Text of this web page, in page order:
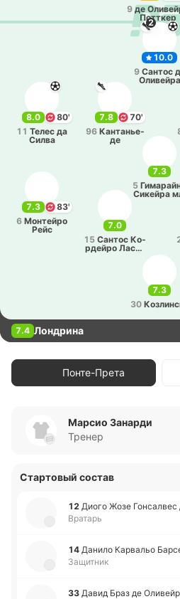
9 де
По­тткер
7.3
30
7.3
83'
6 Мо­нтей­ро
Рейс
7.0
15 Сантос Ко­
рдей­ро Ла­се­
рда
7.3
5
Си­кей­ра
8.0
80'
11 Телес да
Силва
7.8
70'
96 Ка­нта­нье­
де
10.0
2
9 Сантос
Оли­вей­ра
7.4 Лондрина
Понте-Прета
Марсио Занарди
Тренер
Стартовый состав
12 Диого Жозе Го­нса­лвес
Вратарь
14 Данило Ка­рва­льо
Защитник
33 Давид Браз де